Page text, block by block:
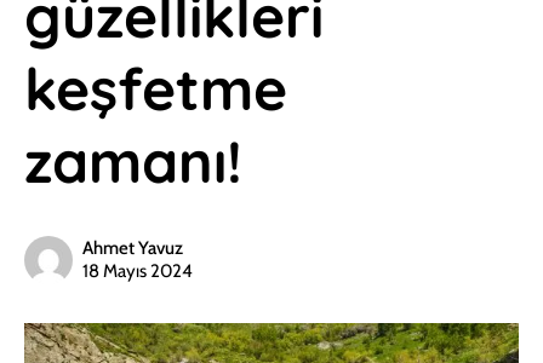
güzellikleri
keşfetme
zamanı!
Ahmet Yavuz
18 Mayıs 2024